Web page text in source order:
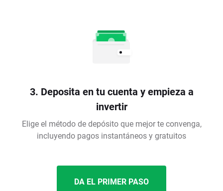
3. Deposita en tu cuenta y empieza a
invertir
Elige el método de depósito que mejor te convenga,
incluyendo pagos instantáneos y gratuitos
DA EL PRIMER PASO